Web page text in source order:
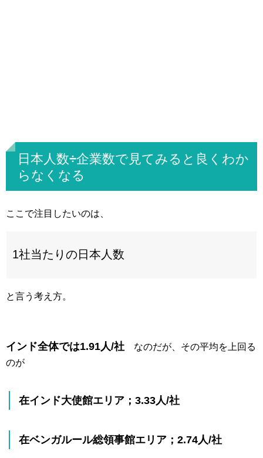
日本人数÷企業数で見てみると良くわか
らなくなる
ここで注目したいのは、
1社当たりの日本人数
と言う考え方。
インド全体では1.91人/社 なのだが、その平均を上回る
のが
在インド大使館エリア；3.33人/社
在ベンガルール総領事館エリア；2.74人/社